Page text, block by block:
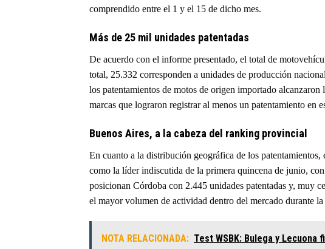
comprendido entre el 1 y el 15 de dicho mes.
Más de 25 mil unidades patentadas
De acuerdo con el informe presentado, el total de
total, 25.332 corresponden a unidades de producción
los patentamientos de motos de origen importado
marcas que lograron registrar al menos un patentamiento en
Buenos Aires, a la cabeza del ranking provincial
En cuanto a la distribución geográfica de los
como la líder indiscutida de la primera quincena de junio,
posicionan Córdoba con 2.445 unidades patentadas y, muy
el mayor volumen de actividad dentro del mercado durante
NOTA RELACIONADA: Test WSBK: Bulega y Lecuona